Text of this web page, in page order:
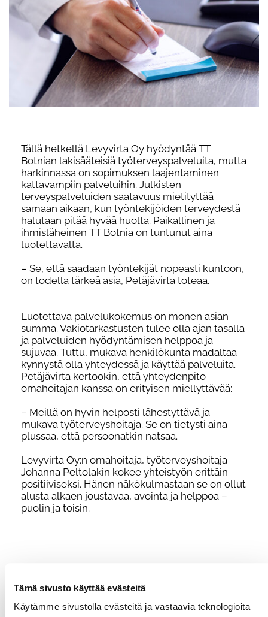
Tämä sivusto käyttää evästeitä
Käytämme sivustolla evästeitä ja vastaavia teknologioita
Tällä hetkellä Levyvirta Oy hyödyntää TT
Botnian lakisääteisiä työterveyspalveluita, mutta
harkinnassa on sopimuksen laajentaminen
kattavampiin palveluihin. Julkisten
terveyspalveluiden saatavuus mietityttää
samaan aikaan, kun työntekijöiden terveydestä
halutaan pitää hyvää huolta. Paikallinen ja
ihmisläheinen TT Botnia on tuntunut aina
luotettavalta.
– Se, että saadaan työntekijät nopeasti kuntoon,
on todella tärkeä asia, Petäjävirta toteaa.
Luotettava palvelukokemus on monen asian
summa. Vakiotarkastusten tulee olla ajan tasalla
ja palveluiden hyödyntämisen helppoa ja
sujuvaa. Tuttu, mukava henkilökunta madaltaa
kynnystä olla yhteydessä ja käyttää palveluita.
Petäjävirta kertookin, että yhteydenpito
omahoitajan kanssa on erityisen miellyttävää:
– Meillä on hyvin helposti lähestyttävä ja
mukava työterveyshoitaja. Se on tietysti aina
plussaa, että persoonatkin natsaa.
Levyvirta Oy:n omahoitaja, työterveyshoitaja
Johanna Peltolakin kokee yhteistyön erittäin
positiiviseksi. Hänen näkökulmastaan se on ollut
alusta alkaen joustavaa, avointa ja helppoa –
puolin ja toisin.
Meillä on hyvin helposti